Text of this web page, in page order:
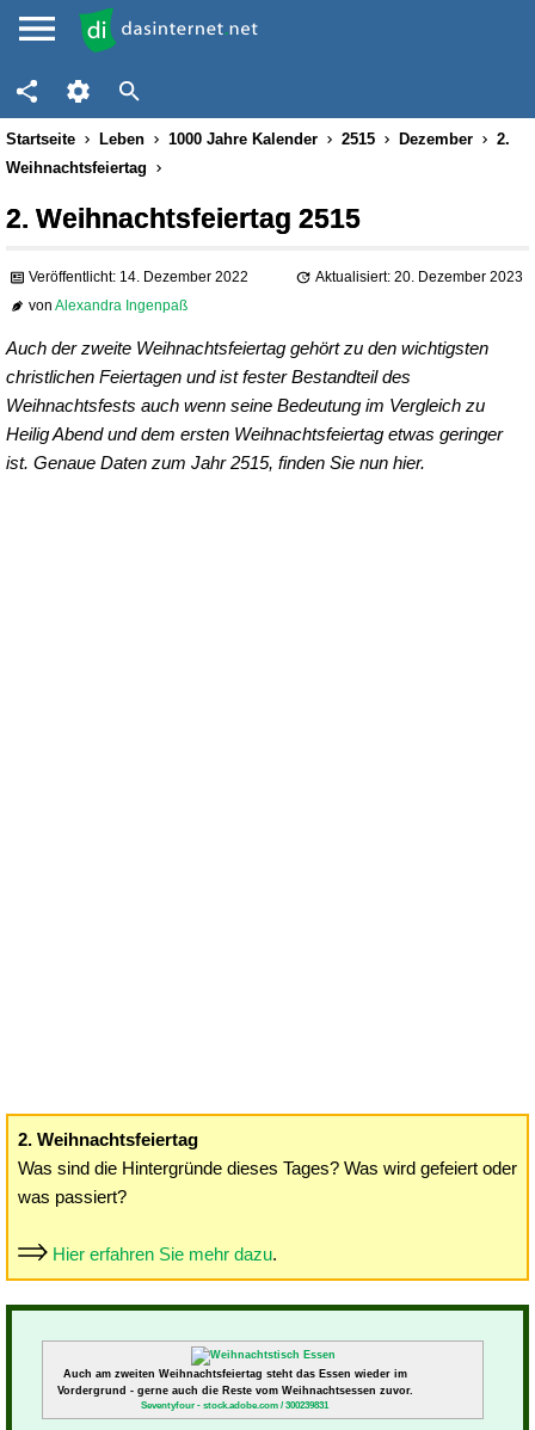
Startseite Leben 1000 Jahre Kalender 2515 Dezember
2.
Weihnachtsfeiertag
2. Weihnachtsfeiertag 2515
Veröffentlicht: 14. Dezember 2022
Aktualisiert: 20. Dezember 2023
vonAlexandra Ingenpaß
Auch der zweite Weihnachtsfeiertag gehört zu den wichtigsten
christlichen Feiertagen und ist fester Bestandteil des
Weihnachtsfests auch wenn seine Bedeutung im Vergleich zu
Heilig Abend und dem ersten Weihnachtsfeiertag etwas geringer
ist. Genaue Daten zum Jahr 2515, finden Sie nun hier.
2. Weihnachtsfeiertag
Was sind die Hintergründe dieses Tages? Was wird gefeiert oder
was passiert?
Hier erfahren Sie mehr dazu.
Auch am zweiten Weihnachtsfeiertag steht das Essen wieder im
Vordergrund - gerne auch die Reste vom Weihnachtsessen zuvor.
Seventyfour - stock.adobe.com / 300239831